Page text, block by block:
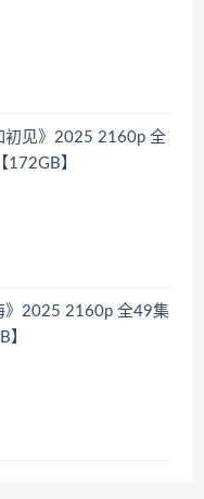
初见》2025 2160p 全
】
》2025 2160p 全49集
】